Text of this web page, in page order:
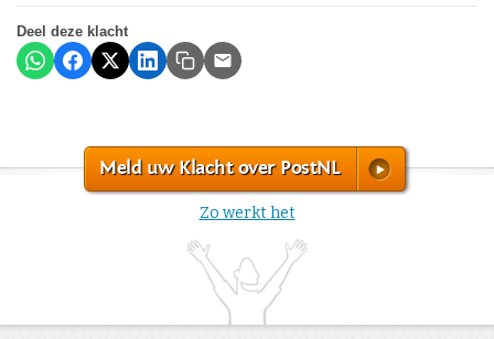
Deel deze klacht
Meld uw Klacht over PostNL
Zo werkt het